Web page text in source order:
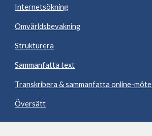
Internetsökning
Omvärldsbevakning
Strukturera
Sammanfatta text
Transkribera & sammanfatta online-möte
Översätt